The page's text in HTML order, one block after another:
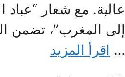
عالية. مع شعار
إلى المغرب”، تضمن
… اقرأ المزيد